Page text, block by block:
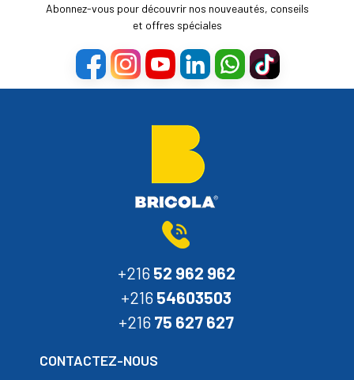
Abonnez-vous pour découvrir nos nouveautés, conseils
et offres spéciales
+216 52 962 962
+216 54603503
+216 75 627 627
CONTACTEZ-NOUS